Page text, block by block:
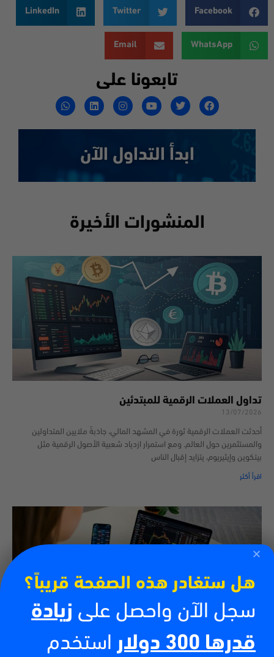
Facebook
Twitter
LinkedIn
WhatsApp
Email
تابعونا على
ابدأ التداول الآن
المنشورات الأخيرة
تداول العملات الرقمية للمبتدئين
13/07/2026
أحدثت العملات الرقمية ثورة في المشهد المالي، جاذبةً ملايين المتداولين
والمستثمرين حول العالم. ومع استمرار ازدياد شعبية الأصول الرقمية مثل
بيتكوين وإيثيريوم، يتزايد إقبال الناس
اقرأ أكثر
كيفية تداول العملات الرقمية
هل ستغادر هذه الصفحة قريباً؟
سجل الآن واحصل على زيادة
قدرها 300 دولار
استخدم